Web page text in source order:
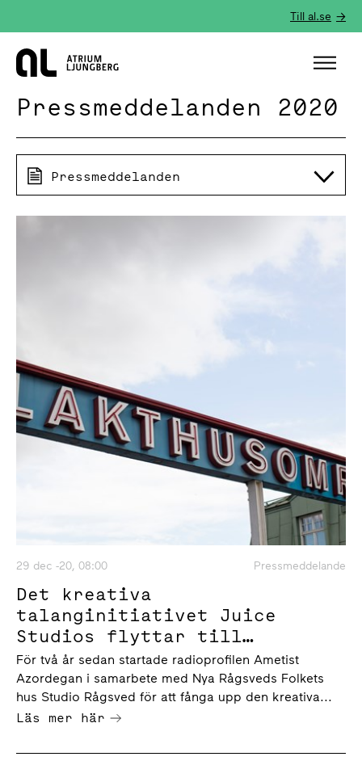
Till al.se
Hem
Pressmeddelanden 2020
Pressmeddelanden
29 dec -20, 08:00 Pressmeddelande
Det kreativa
talanginitiativet Juice
Studios flyttar till
Slakthusområdet
För två år sedan startade radioprofilen Ametist
Azordegan i samarbete med Nya Rågsveds Folkets
hus Studio Rågsved för att fånga upp den kreativa...
Läs mer här